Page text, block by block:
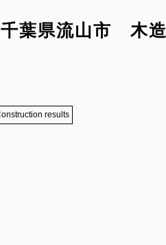
千葉県流山市 木造
results